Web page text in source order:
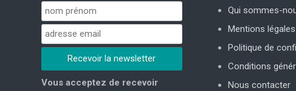
Vous acceptez de recevoir
Qui sommes-
Mentions légales
Politique de
Conditions
Nous contacter